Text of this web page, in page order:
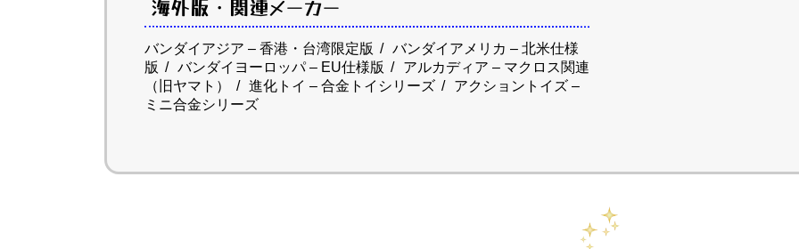
海外版・関連メーカー
バンダイアジア – 香港・台湾限定版
バンダイアメリカ – 北米仕様
版
バンダイヨーロッパ – EU仕様版
アルカディア – マクロス関連
（旧ヤマト）
進化トイ – 合金トイシリーズ
アクショントイズ –
ミニ合金シリーズ